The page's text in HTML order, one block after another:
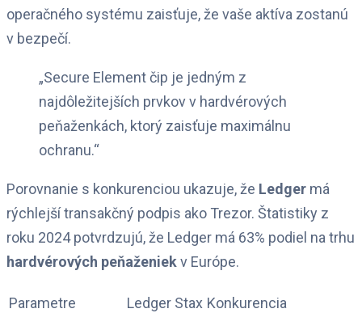
operačného systému zaisťuje, že vaše aktíva zostanú
v bezpečí.
„Secure Element čip je jedným z
najdôležitejších prvkov v hardvérových
peňaženkách, ktorý zaisťuje maximálnu
ochranu.“
Porovnanie s konkurenciou ukazuje, že Ledger má
rýchlejší transakčný podpis ako Trezor. Štatistiky z
roku 2024 potvrdzujú, že Ledger má 63% podiel na trhu
hardvérových peňaženiekv Európe.
Parametre Ledger Stax Konkurencia